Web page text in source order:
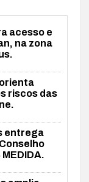
acesso e
na zona
riscos das
entrega